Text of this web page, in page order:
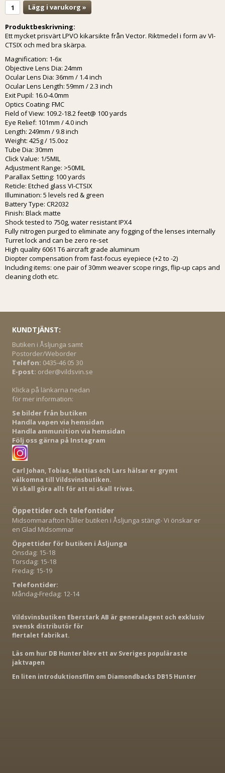
Lägg i varukorg »
Produktbeskrivning:
Ett mycket prisvärt LPVO kikarsikte från Vector. Riktmedel i form av VI-
CTSIX och med bra skärpa.
Magnification: 1-6x
Objective Lens Dia: 24mm
Ocular Lens Dia: 36mm / 1.4 inch
Ocular Lens Length: 59mm / 2.3 inch
Exit Pupil: 16.0-4.0mm
Optics Coating: FMC
Field of View: 109.2-18.2 feet@ 100 yards
Eye Relief: 101mm / 4.0 inch
Length: 249mm / 9.8 inch
Weight: 425g / 15.0oz
Tube Dia: 30mm
Click Value: 1/5MIL
Adjustment Range: >50MIL
Parallax Setting: 100 yards
Reticle: Etched glass VI-CTSIX
Illumination: 5 levels red & green
Battery Type: CR2032
Finish: Black matte
Shock tested to 750g, water resistant IPX4
Fully nitrogen purged to eliminate any fogging of the lenses internally
Turret lock and can be zero re-set
High quality 6061 T6 aircraft grade aluminum
Diopter compensation from fast-focus eyepiece (+2 to -2)
Including items: one pair of 30mm weaver scope rings, flip-up caps and
cleaning cloth etc.
KUNDTJÄNST:
Butiken i Åsljunga samt
Postorder/Weborder
Telefon: 0435-46 05 30
E-post: order@vildsvin.se
Klicka på länkarna nedan
för mer information:
Se bilder från butiken
Handla vapen via hemsidan
Handla ammunition via hemsidan
Följ oss gärna på Instagram
Carl Johan, Tobias, Mattias och Lars hälsar er grymt
välkomna till Vildsvinsbutiken.
Vi skall göra allt för att ni skall trivas.
Öppettider och telefontider
Midsommarafton håller butiken i Åsljunga stängt- Vi önskar er
en Glad Midsommar
Öppettider för butiken i Åsljunga
Onsdag: 15-18
Torsdag: 15-18
Fredag: 15-19
Telefontider:
Måndag-Fredag: 12-14
Vildsvinsbutiken Eberstark AB är generalagent och exklusiv
svensk distributör för
flertalet fabrikat.
Läs om hur DB Hunter blev ett av Sveriges populäraste
jaktvapen
En liten introduktionsfilm om Diamondbacks DB15 Hunter